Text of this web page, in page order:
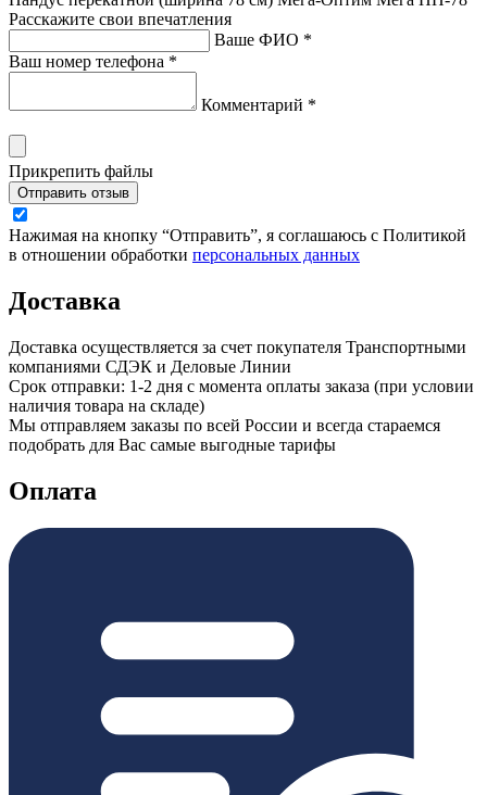
Расскажите свои впечатления
Ваше ФИО *
Ваш номер телефона *
Комментарий *
Прикрепить файлы
Отправить отзыв
Нажимая на кнопку “Отправить”, я соглашаюсь с Политикой
в отношении обработки персональных данных
Доставка
Доставка осуществляется за счет покупателя Транспортными
компаниями СДЭК и Деловые Линии
Срок отправки: 1-2 дня с момента оплаты заказа (при условии
наличия товара на складе)
Мы отправляем заказы по всей России и всегда стараемся
подобрать для Вас самые выгодные тарифы
Оплата